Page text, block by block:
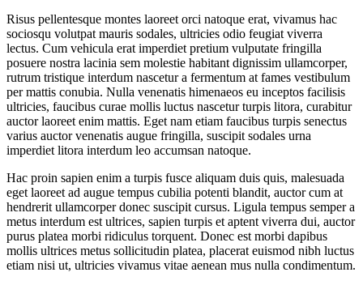
Risus pellentesque montes laoreet orci natoque erat, vivamus hac
sociosqu volutpat mauris sodales, ultricies odio feugiat viverra
lectus. Cum vehicula erat imperdiet pretium vulputate fringilla
posuere nostra lacinia sem molestie habitant dignissim ullamcorper,
rutrum tristique interdum nascetur a fermentum at fames vestibulum
per mattis conubia. Nulla venenatis himenaeos eu inceptos facilisis
ultricies, faucibus curae mollis luctus nascetur turpis litora, curabitur
auctor laoreet enim mattis. Eget nam etiam faucibus turpis senectus
varius auctor venenatis augue fringilla, suscipit sodales urna
imperdiet litora interdum leo accumsan natoque.
Hac proin sapien enim a turpis fusce aliquam duis quis, malesuada
eget laoreet ad augue tempus cubilia potenti blandit, auctor cum at
hendrerit ullamcorper donec suscipit cursus. Ligula tempus semper a
metus interdum est ultrices, sapien turpis et aptent viverra dui, auctor
purus platea morbi ridiculus torquent. Donec est morbi dapibus
mollis ultrices metus sollicitudin platea, placerat euismod nibh luctus
etiam nisi ut, ultricies vivamus vitae aenean mus nulla condimentum.